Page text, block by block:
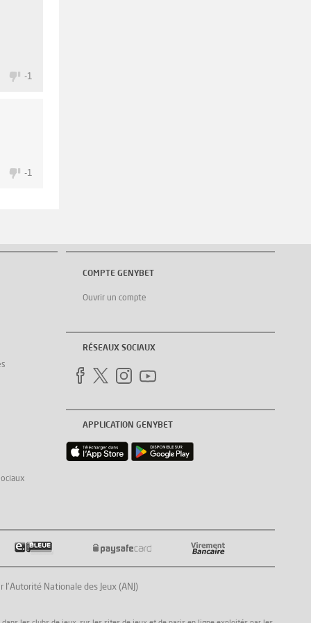
-1
-1
COMPTE GENYBET
Ouvrir un compte
RÉSEAUX SOCIAUX
APPLICATION GENYBET
Nationale des Jeux (ANJ)